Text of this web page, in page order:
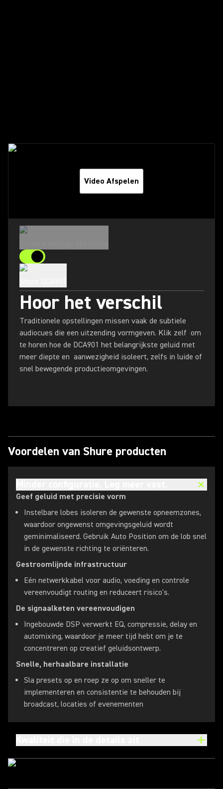
Video Afspelen
Traditionele opstellingen missen vaak de subtiele
audiocues die een uitzending vormgeven. Klik zelf om
te horen hoe de DCA901 het belangrijkste geluid met
meer diepte en aanwezigheid isoleert, zelfs in luide of
snel bewegende productieomgevingen.
Hoor het verschil
Voordelen van Shure producten
Geef geluid met precisie vorm
Instelbare lobes isoleren de gewenste opneemzones,
waardoor ongewenst omgevingsgeluid wordt
geminimaliseerd. Gebruik Auto Position om de lob snel
in de gewenste richting te oriënteren.
Gestroomlijnde infrastructuur
Eén netwerkkabel voor audio, voeding en controle
vereenvoudigt routing en reduceert risico's.
De signaalketen vereenvoudigen
Ingebouwde DSP verwerkt EQ, compressie, delay en
automixing, waardoor je meer tijd hebt om je te
concentreren op creatief geluidsontwerp.
Snelle, herhaalbare installatie
Sla presets op en roep ze op om sneller te
implementeren en consistentie te behouden bij
broadcast, locaties of evenementen